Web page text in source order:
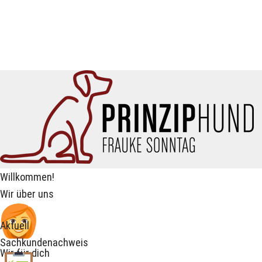
Willkommen!
Wir über uns
Wir für dich
Aktuell
Sachkundenachweis